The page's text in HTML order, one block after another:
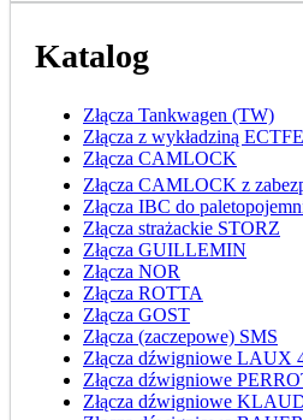
Katalog
Złącza Tankwagen (TW)
Złącza z wykładziną ECTFE
Złącza CAMLOCK
Złącza CAMLOCK z
Złącza IBC do
Złącza strażackie STORZ
Złącza GUILLEMIN
Złącza NOR
Złącza ROTTA
Złącza GOST
Złącza (zaczepowe) SMS
Złącza dźwigniowe LAUX
Złącza dźwigniowe
Złącza dźwigniowe